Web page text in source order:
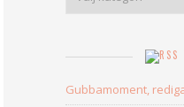
Gubbamoment,